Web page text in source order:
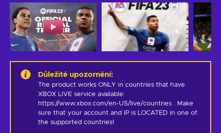
Důležité upozornění:
The product works ONLY in countries that have
XBOX LIVE service available:
https://www.xbox.com/en-US/live/countries . Make
sure that your account and IP is LOCATED in one of
the supported countries!